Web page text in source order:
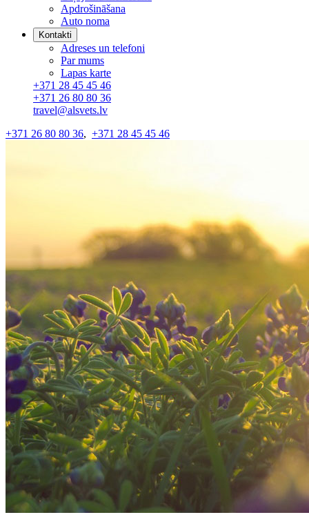
Apdrošināšana
Auto noma
Kontakti
Adreses un telefoni
Par mums
Lapas karte
+371 28 45 45 46
+371 26 80 80 36
travel@alsvets.lv
+371 26 80 80 36, +371 28 45 45 46